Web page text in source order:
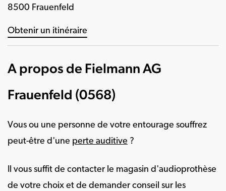
8500 Frauenfeld
Obtenir un itinéraire
A propos de Fielmann AG
Frauenfeld (0568)
Vous ou une personne de votre entourage souffrez
peut-être d'une perte auditive ?
Il vous suffit de contacter le magasin d'audioprothèse
de votre choix et de demander conseil sur les